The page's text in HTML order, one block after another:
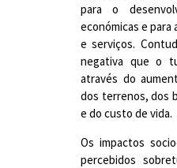
para o
económicas e para
e serviços.
negativa que o
através do
dos terrenos, dos
e do custo de vida.
Os impactos
percebidos